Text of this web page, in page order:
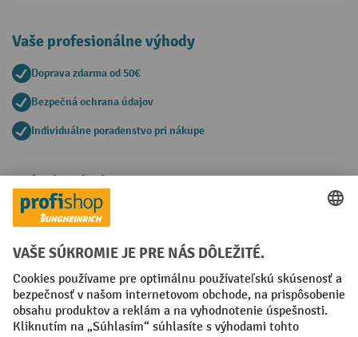
Vaše profesionálne výhody
Doprava zdarma od 50€
Bezpečná ochrana údajov
Individuálne poradenstvo pri nákupe
Spôsoby platby
Creditcard (Master)Creditcard (Visa)
Faktúra Predplatba
Sociálne siete